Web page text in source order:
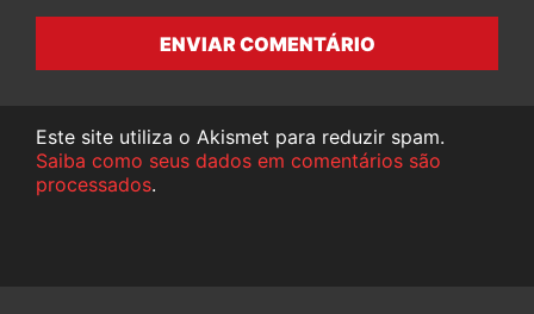
ENVIAR COMENTÁRIO
Este site utiliza o Akismet para reduzir spam.
Saiba como seus dados em comentários são
processados.